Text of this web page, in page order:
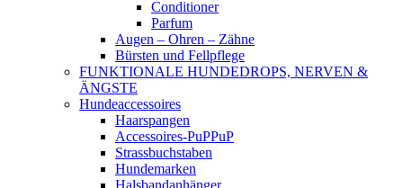
Conditioner
Parfum
Augen – Ohren – Zähne
Bürsten und Fellpflege
FUNKTIONALE HUNDEDROPS, NERVEN &
ÄNGSTE
Hundeaccessoires
Haarspangen
Accessoires-PuPPuP
Strassbuchstaben
Hundemarken
Halsbandanhänger